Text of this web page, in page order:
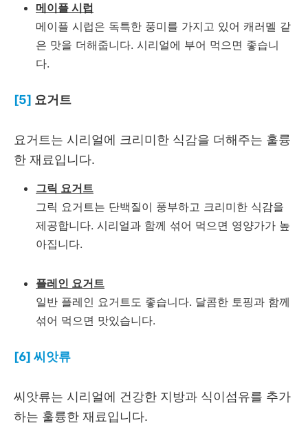
메이플 시럽
메이플 시럽은 독특한 풍미를 가지고 있어 캐러멜 같
은 맛을 더해줍니다. 시리얼에 부어 먹으면 좋습니
다.
[5] 요거트
요거트는 시리얼에 크리미한 식감을 더해주는 훌륭
한 재료입니다.
그릭 요거트
그릭 요거트는 단백질이 풍부하고 크리미한 식감을
제공합니다. 시리얼과 함께 섞어 먹으면 영양가가 높
아집니다.
플레인 요거트
일반 플레인 요거트도 좋습니다. 달콤한 토핑과 함께
섞어 먹으면 맛있습니다.
[6] 씨앗류
씨앗류는 시리얼에 건강한 지방과 식이섬유를 추가
하는 훌륭한 재료입니다.